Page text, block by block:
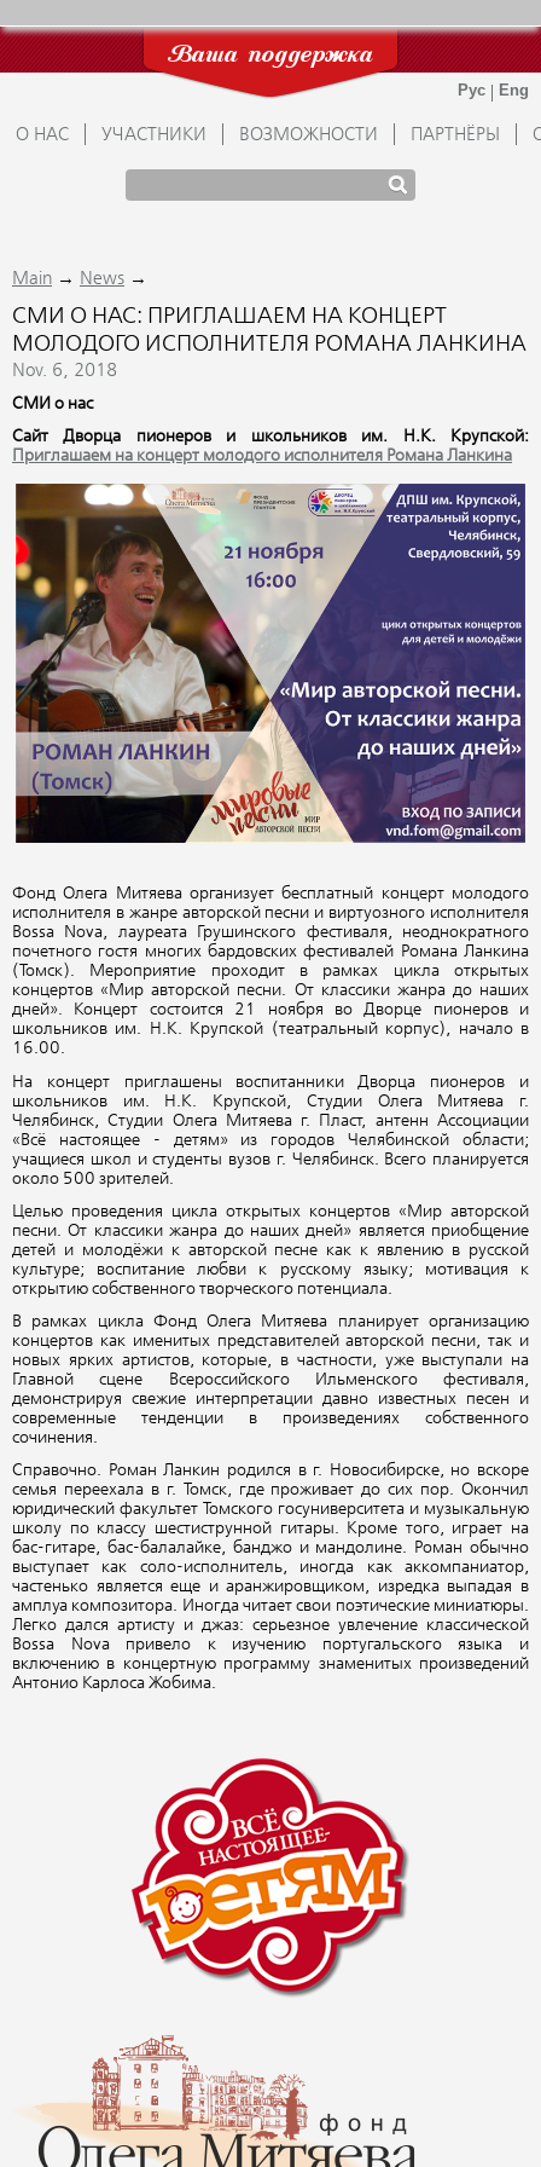
Ваша поддержка
О НАС УЧАСТНИКИ ВОЗМОЖНОСТИ ПАРТНЁРЫ
Main → News →
СМИ О НАС: ПРИГЛАШАЕМ НА КОНЦЕРТ
МОЛОДОГО ИСПОЛНИТЕЛЯ РОМАНА ЛАНКИНА
Nov. 6, 2018
СМИ о нас
Сайт Дворца пионеров и школьников им. Н.К. Крупской:
Приглашаем на концерт молодого исполнителя Романа Ланкина
Фонд Олега Митяева организует бесплатный концерт молодого
исполнителя в жанре авторской песни и виртуозного исполнителя
Bossa Nova, лауреата Грушинского фестиваля, неоднократного
почетного гостя многих бардовских фестивалей Романа Ланкина
(Томск). Мероприятие проходит в рамках цикла открытых
концертов «Мир авторской песни. От классики жанра до наших
дней». Концерт состоится 21 ноября во Дворце пионеров и
школьников им. Н.К. Крупской (театральный корпус), начало в
16.00.
На концерт приглашены воспитанники Дворца пионеров и
школьников им. Н.К. Крупской, Студии Олега Митяева г.
Челябинск, Студии Олега Митяева г. Пласт, антенн Ассоциации
«Всё настоящее - детям» из городов Челябинской области;
учащиеся школ и студенты вузов г. Челябинск. Всего планируется
около 500 зрителей.
Целью проведения цикла открытых концертов «Мир авторской
песни. От классики жанра до наших дней» является приобщение
детей и молодёжи к авторской песне как к явлению в русской
культуре; воспитание любви к русскому языку; мотивация к
открытию собственного творческого потенциала.
В рамках цикла Фонд Олега Митяева планирует организацию
концертов как именитых представителей авторской песни, так и
новых ярких артистов, которые, в частности, уже выступали на
Главной сцене Всероссийского Ильменского фестиваля,
демонстрируя свежие интерпретации давно известных песен и
современные тенденции в произведениях собственного
сочинения.
Справочно. Роман Ланкин родился в г. Новосибирске, но вскоре
семья переехала в г. Томск, где проживает до сих пор. Окончил
юридический факультет Томского госуниверситета и музыкальную
школу по классу шестиструнной гитары. Кроме того, играет на
бас-гитаре, бас-балалайке, банджо и мандолине. Роман обычно
выступает как соло-исполнитель, иногда как аккомпаниатор,
частенько является еще и аранжировщиком, изредка выпадая в
амплуа композитора. Иногда читает свои поэтические миниатюры.
Легко дался артисту и джаз: серьезное увлечение классической
Bossa Nova привело к изучению португальского языка и
включению в концертную программу знаменитых произведений
Антонио Карлоса Жобима.